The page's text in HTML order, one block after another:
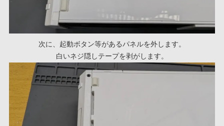
次に、起動ボタン等があるパネルを外します。
白いネジ隠しテープを剥がします。